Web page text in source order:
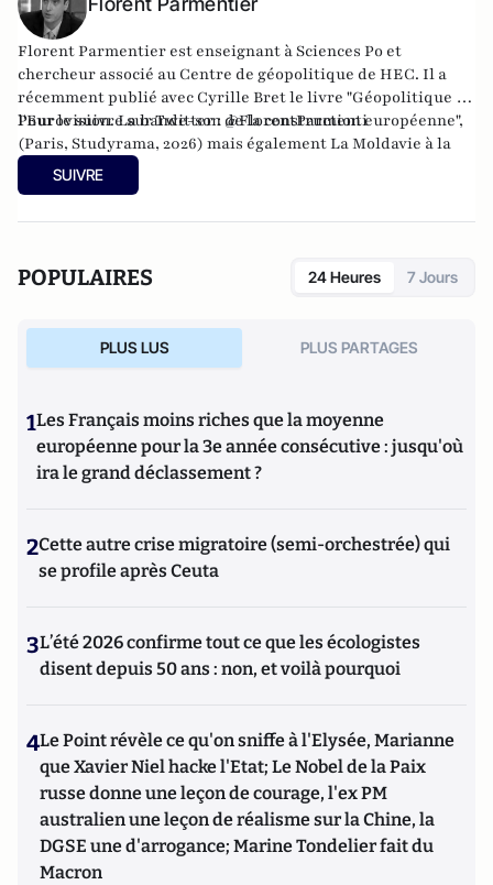
Florent Parmentier est enseignant à Sciences Po et
chercheur associé au Centre de géopolitique de HEC. Il a
récemment publié avec Cyrille Bret le livre "Géopolitique de
l'Eurovision. La bande-son de la construction européenne",
(Paris, Studyrama, 2026) mais égalementLa Moldavie à la
croisée des mondes
chemins de l’Etat de droit, la voie étroite des pays entre
Pour le suivre sur Twitter : @FlorentParmenti
SUIVRE
POPULAIRES 24 Heures 7 Jours
PLUS LUS PLUS PARTAGES
1Les Français moins riches que la moyenne
européenne pour la 3e année consécutive : jusqu'où
ira le grand déclassement ?
2Cette autre crise migratoire (semi-orchestrée) qui
se profile après Ceuta
3L’été 2026 confirme tout ce que les écologistes
disent depuis 50 ans : non, et voilà pourquoi
4Le Point révèle ce qu'on sniffe à l'Elysée, Marianne
que Xavier Niel hacke l'Etat; Le Nobel de la Paix
russe donne une leçon de courage, l'ex PM
australien une leçon de réalisme sur la Chine, la
DGSE une d'arrogance; Marine Tondelier fait du
Macron